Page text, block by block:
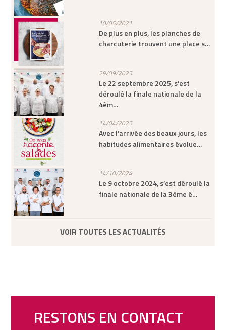
10/05/2021
De plus en plus, les planches de
charcuterie trouvent une place s…
29/09/2025
Le 22 septembre 2025, s’est
déroulé la finale nationale de la
4èm…
14/04/2025
Avec l’arrivée des beaux jours, les
habitudes alimentaires évolue…
14/10/2024
Le 9 octobre 2024, s’est déroulé la
finale nationale de la 3ème é…
VOIR TOUTES LES ACTUALITÉS
RESTONS EN CONTACT